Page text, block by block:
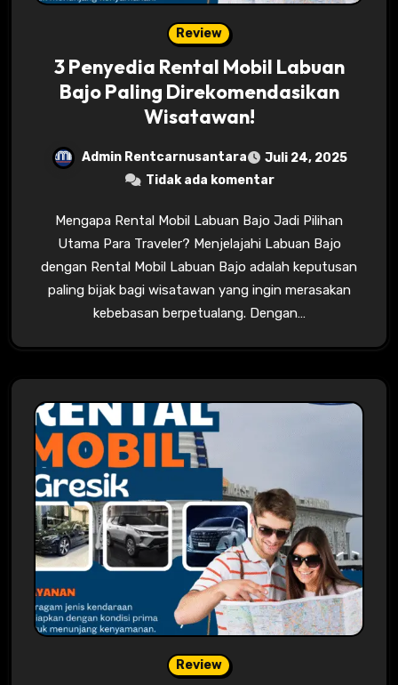
Review
3 Penyedia Rental Mobil Labuan
Bajo Paling Direkomendasikan
Wisatawan!
Admin Rentcarnusantara
Juli 24, 2025
Tidak ada komentar
Mengapa Rental Mobil Labuan Bajo Jadi Pilihan
Utama Para Traveler? Menjelajahi Labuan Bajo
dengan Rental Mobil Labuan Bajo adalah keputusan
paling bijak bagi wisatawan yang ingin merasakan
kebebasan berpetualang. Dengan…
Review